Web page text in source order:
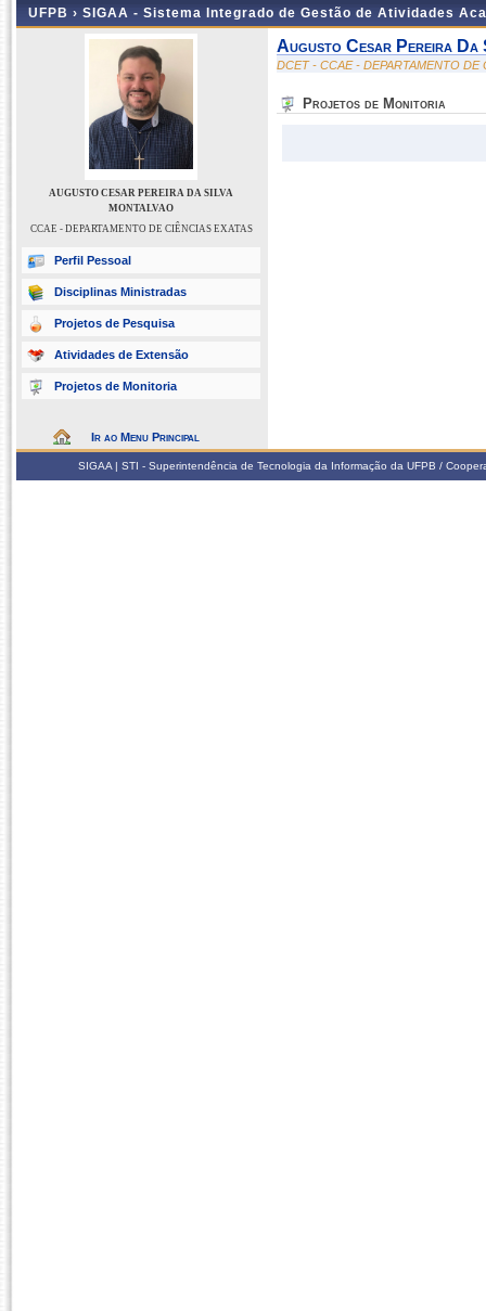
UFPB › SIGAA - Sistema Integrado de Gestão de Atividades
AUGUSTO CESAR PEREIRA DA SILVA
MONTALVAO
CCAE - DEPARTAMENTO DE CIÊNCIAS EXATAS
Perfil Pessoal
Disciplinas Ministradas
Projetos de Pesquisa
Atividades de Extensão
Projetos de Monitoria
Ir ao Menu Principal
Augusto Cesar Pereira Da
DCET - CCAE - DEPARTAMENTO DE
Projetos de Monitoria
SIGAA | STI - Superintendência de Tecnologia da Informação da UFPB /